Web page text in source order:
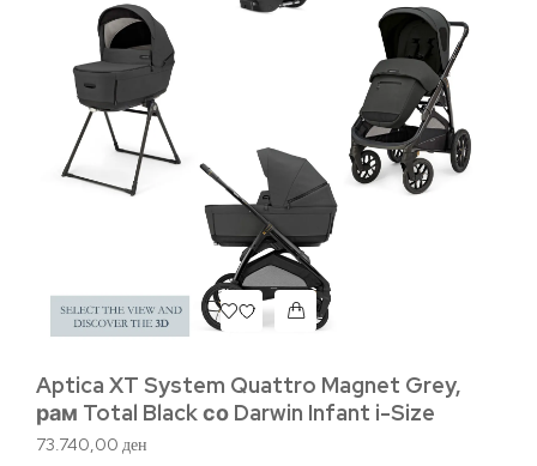
Aptica XT System Quattro Magnet Grey,
рам Total Black со Darwin Infant i-Size
73.740,00 ден